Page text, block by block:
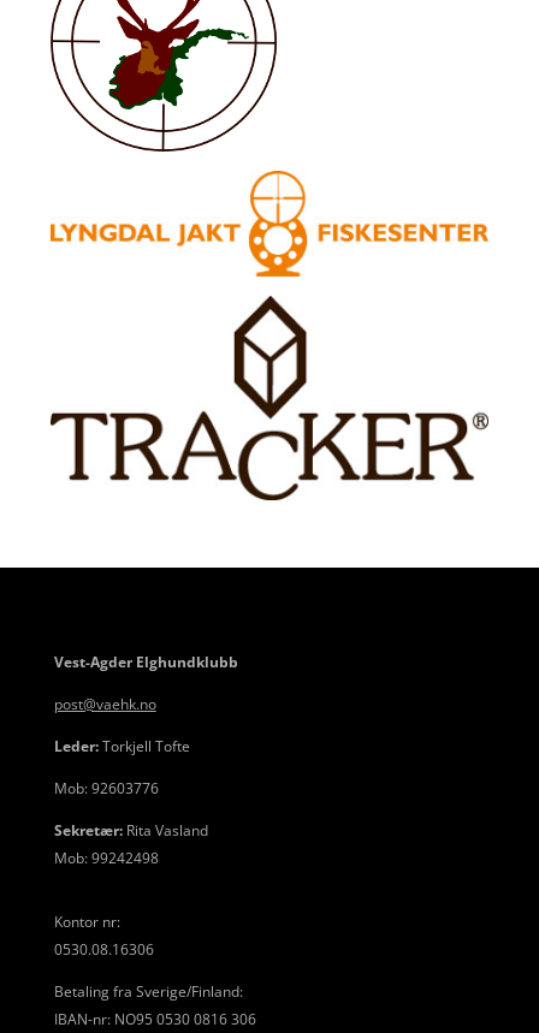
Vest-Agder Elghundklubb
post@vaehk.no
Leder:Torkjell Tofte
Mob: 92603776
Sekretær:Rita Vasland
Mob: 99242498
Kontor nr:
0530.08.16306
Betaling fra Sverige/Finland:
IBAN-nr: NO95 0530 0816 306